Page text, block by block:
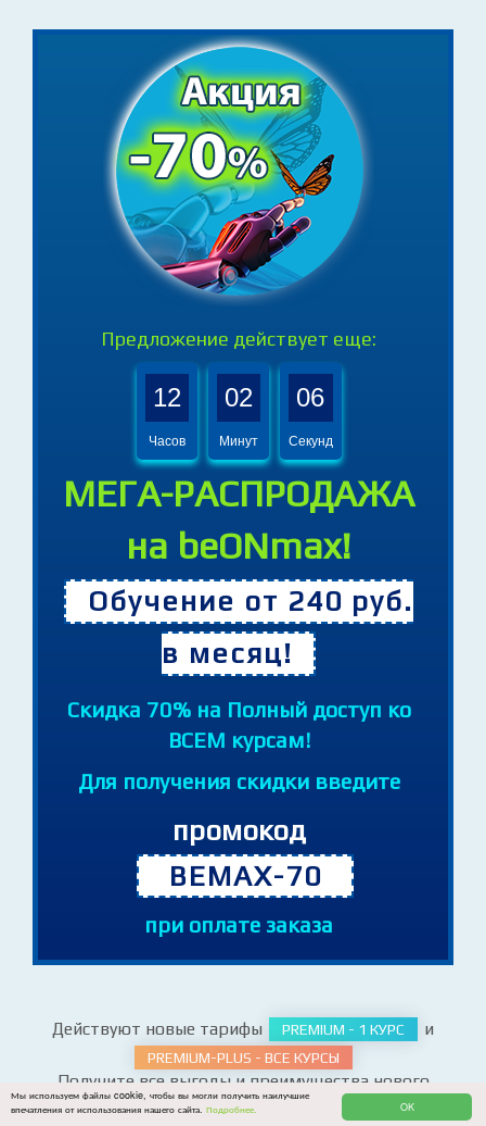
OK
Мы используем файлы cookie, чтобы вы могли получить наилучшие
впечатления от использования нашего сайта. Подробнее.
Предложение действует еще:
12
Часов
02
Минут
04
Секунд
МЕГА-РАСПРОДАЖА
на beONmax!
Обучение от 240 руб.
в месяц!
Cкидка 70% на Полный доступ ко
ВСЕМ курсам!
Для получения скидки введите
промокод
BEMAX-70
Действуют новые тарифы PREMIUM - 1 КУРС и
PREMIUM-PLUS - ВСЕ КУРСЫ